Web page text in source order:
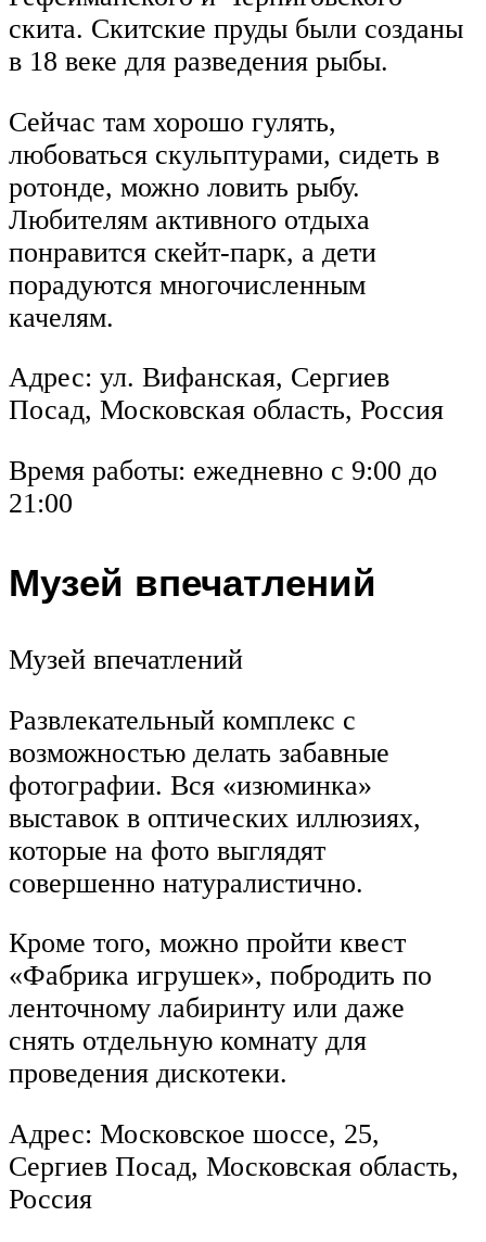
скита. Скитские пруды были созданы
в 18 веке для разведения рыбы.
Сейчас там хорошо гулять,
любоваться скульптурами, сидеть в
ротонде, можно ловить рыбу.
Любителям активного отдыха
понравится скейт-парк, а дети
порадуются многочисленным
качелям.
Адрес: ул. Вифанская, Сергиев
Посад, Московская область, Россия
Время работы: ежедневно с 9:00 до
21:00
Музей впечатлений
Музей впечатлений
Развлекательный комплекс с
возможностью делать забавные
фотографии. Вся «изюминка»
выставок в оптических иллюзиях,
которые на фото выглядят
совершенно натуралистично.
Кроме того, можно пройти квест
«Фабрика игрушек», побродить по
ленточному лабиринту или даже
снять отдельную комнату для
проведения дискотеки.
Адрес: Московское шоссе, 25,
Сергиев Посад, Московская область,
Россия